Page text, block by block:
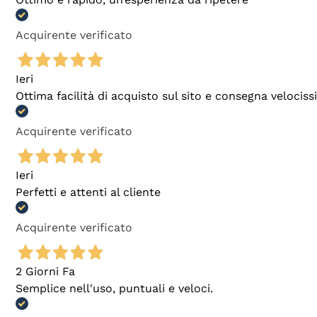
Acquirente verificato
Ieri
Ottima facilità di acquisto sul sito e consegna
Acquirente verificato
Ieri
Perfetti e attenti al cliente
Acquirente verificato
2 Giorni Fa
Semplice nell'uso, puntuali e veloci.